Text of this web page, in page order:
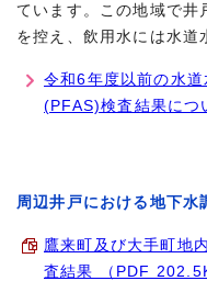
ています。この地域で井
を控え、飲用水には水道
令和6年度以前の水
(PFAS)検査結果につ
周辺井戸における地下水
鷹来町及び大手町地
査結果 （PDF